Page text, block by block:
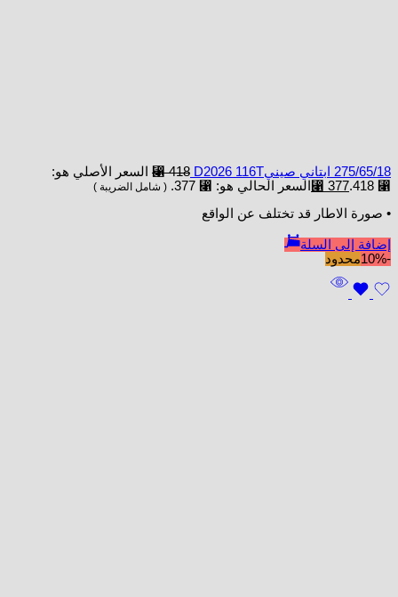
275/65/18 ابتاني صينيD2026 116T ⃁418
السعر الأصلي هو:
⃁ 418.
⃁ 377 السعر الحالي هو: ⃁ 377. ( شامل الضريبة )
• صورة الاطار قد تختلف عن الواقع
إضافة إلى السلة
-10%
محدود